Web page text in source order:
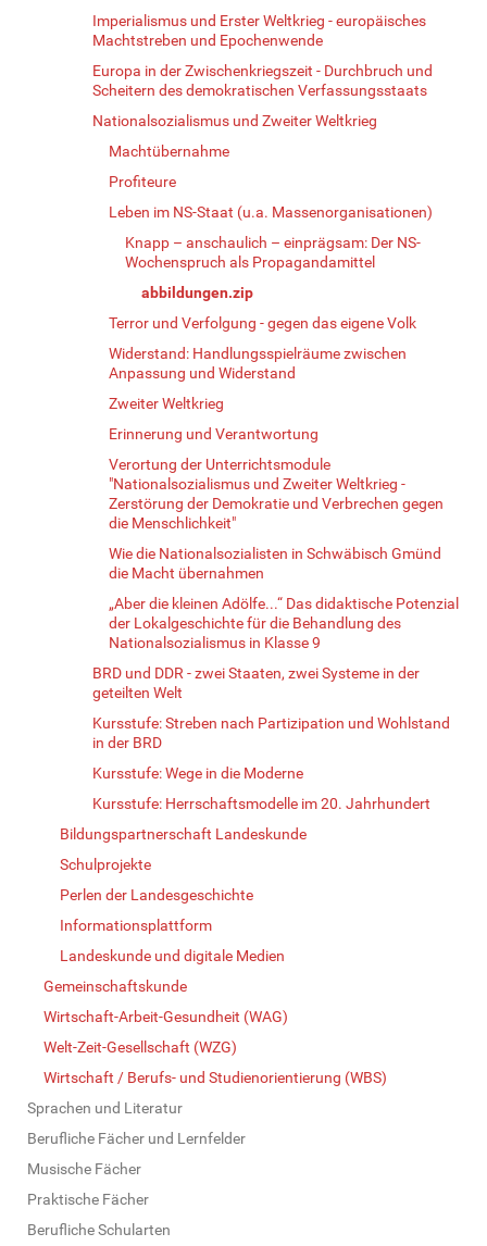
Imperialismus und Erster Weltkrieg - europäisches
Machtstreben und Epochenwende
Europa in der Zwischenkriegszeit - Durchbruch und
Scheitern des demokratischen Verfassungsstaats
Nationalsozialismus und Zweiter Weltkrieg
Machtübernahme
Profiteure
Leben im NS-Staat (u.a. Massenorganisationen)
Knapp – anschaulich – einprägsam: Der NS-
Wochenspruch als Propagandamittel
abbildungen.zip
Terror und Verfolgung - gegen das eigene Volk
Widerstand: Handlungsspielräume zwischen
Anpassung und Widerstand
Zweiter Weltkrieg
Erinnerung und Verantwortung
Verortung der Unterrichtsmodule
"Nationalsozialismus und Zweiter Weltkrieg -
Zerstörung der Demokratie und Verbrechen gegen
die Menschlichkeit"
Wie die Nationalsozialisten in Schwäbisch Gmünd
die Macht übernahmen
„Aber die kleinen Adölfe...“ Das didaktische Potenzial
der Lokalgeschichte für die Behandlung des
Nationalsozialismus in Klasse 9
BRD und DDR - zwei Staaten, zwei Systeme in der
geteilten Welt
Kursstufe: Streben nach Partizipation und Wohlstand
in der BRD
Kursstufe: Wege in die Moderne
Kursstufe: Herrschaftsmodelle im 20. Jahrhundert
Bildungspartnerschaft Landeskunde
Schulprojekte
Perlen der Landesgeschichte
Informationsplattform
Landeskunde und digitale Medien
Gemeinschaftskunde
Wirtschaft-Arbeit-Gesundheit (WAG)
Welt-Zeit-Gesellschaft (WZG)
Wirtschaft / Berufs- und Studienorientierung (WBS)
Sprachen und Literatur
Berufliche Fächer und Lernfelder
Musische Fächer
Praktische Fächer
Berufliche Schularten